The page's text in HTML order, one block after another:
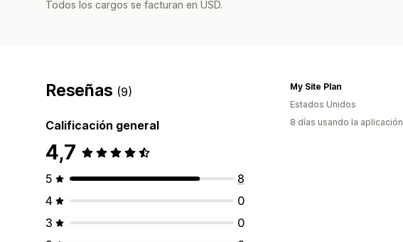
Todos los cargos se facturan en USD.
Reseñas (9)
Calificación general
4,7
5
8
4
0
3
0
My Site Plan
Estados Unidos
8 días usando la aplicación